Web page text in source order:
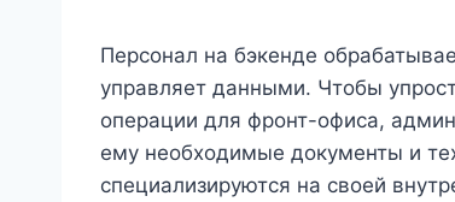
Персонал на бэкенде
управляет данными. Чтобы
операции для фронт-офиса,
ему необходимые документы и
специализируются на своей